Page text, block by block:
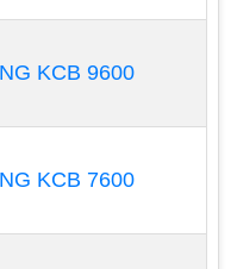
Thực hiện
lưu lượng của
bảo rằng chúng
khoan: Định kỳ làm
bỏ cặn bẩn và chất
khoan luôn thông
KCB 9600
KCB 7600